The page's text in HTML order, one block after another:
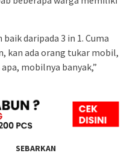
daripada 3 in 1. Cuma
kan ada orang tukar mobil,
mobilnya banyak,”
SEBARKAN